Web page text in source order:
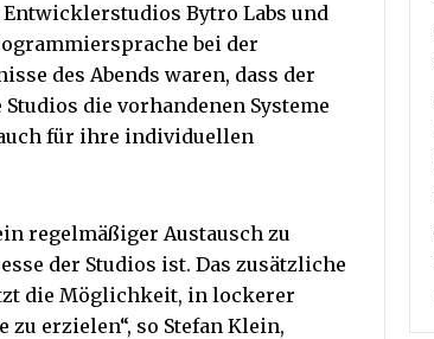
Bytro Labs und
bei der
des Abends waren, dass der
die vorhandenen Systeme
für ihre individuellen
regelmäßiger Austausch zu
der Studios ist. Das zusätzliche
die Möglichkeit, in lockerer
erzielen“, so Stefan Klein,